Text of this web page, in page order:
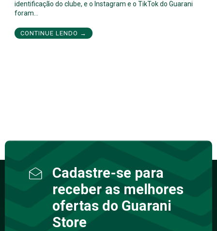
identificação do clube, e o Instagram e o TikTok do Guarani
foram…
CONTINUE LENDO →
Cadastre-se para
receber as melhores
ofertas do Guarani
Store